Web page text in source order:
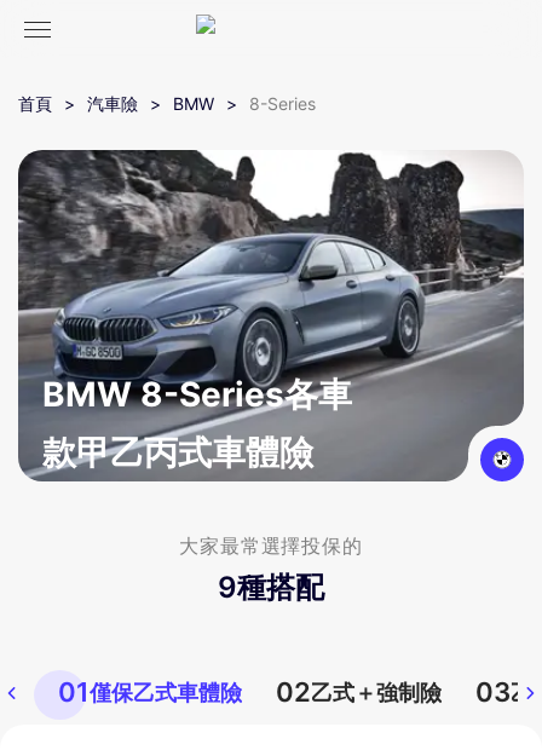
首頁 汽車險 BMW 8-Series
BMW 8-Series各車
款甲乙丙式車體險
大家最常選擇投保的
9種搭配
01僅保乙式車體險 02乙式＋強制險 03乙